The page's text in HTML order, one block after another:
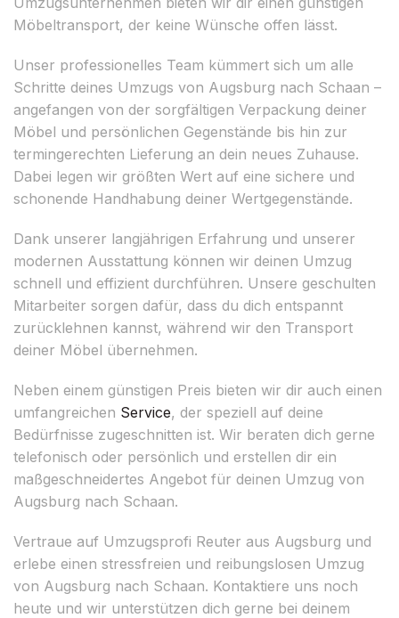
Möbeltransport, der keine Wünsche offen lässt.
Unser professionelles Team kümmert sich um alle
Schritte deines Umzugs von Augsburg nach Schaan –
angefangen von der sorgfältigen Verpackung deiner
Möbel und persönlichen Gegenstände bis hin zur
termingerechten Lieferung an dein neues Zuhause.
Dabei legen wir größten Wert auf eine sichere und
schonende Handhabung deiner Wertgegenstände.
Dank unserer langjährigen Erfahrung und unserer
modernen Ausstattung können wir deinen Umzug
schnell und effizient durchführen. Unsere geschulten
Mitarbeiter sorgen dafür, dass du dich entspannt
zurücklehnen kannst, während wir den Transport
deiner Möbel übernehmen.
Neben einem günstigen Preis bieten wir dir auch einen
umfangreichen Service, der speziell auf deine
Bedürfnisse zugeschnitten ist. Wir beraten dich gerne
telefonisch oder persönlich und erstellen dir ein
maßgeschneidertes Angebot für deinen Umzug von
Augsburg nach Schaan.
Vertraue auf Umzugsprofi Reuter aus Augsburg und
erlebe einen stressfreien und reibungslosen Umzug
von Augsburg nach Schaan. Kontaktiere uns noch
heute und wir unterstützen dich gerne bei deinem